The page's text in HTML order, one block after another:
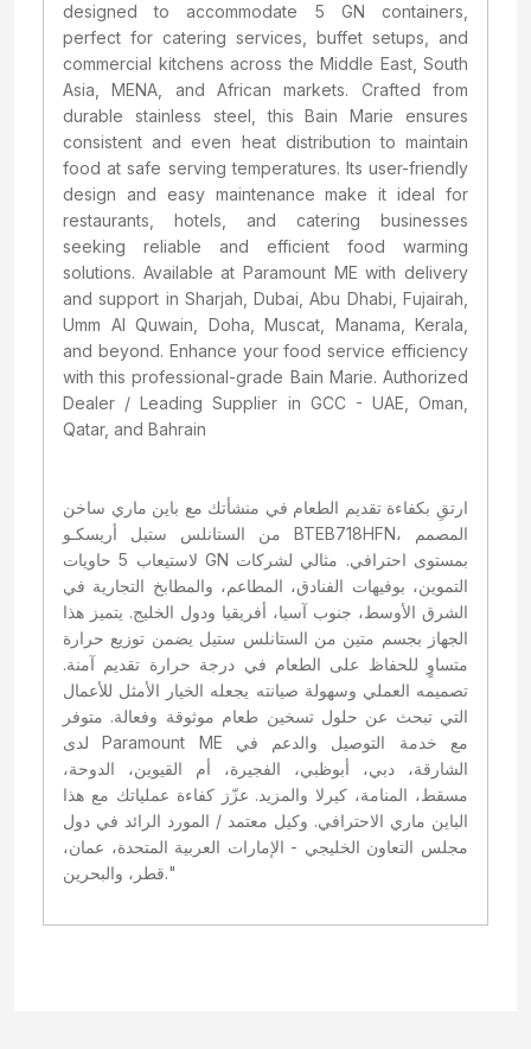
designed to accommodate 5 GN containers,
perfect for catering services, buffet setups, and
commercial kitchens across the Middle East, South
Asia, MENA, and African markets. Crafted from
durable stainless steel, this Bain Marie ensures
consistent and even heat distribution to maintain
food at safe serving temperatures. Its user-friendly
design and easy maintenance make it ideal for
restaurants, hotels, and catering businesses
seeking reliable and efficient food warming
solutions. Available at Paramount ME with delivery
and support in Sharjah, Dubai, Abu Dhabi, Fujairah,
Umm Al Quwain, Doha, Muscat, Manama, Kerala,
and beyond. Enhance your food service efficiency
with this professional-grade Bain Marie. Authorized
Dealer / Leading Supplier in GCC - UAE, Oman,
Qatar, and Bahrain
ارتقِ بكفاءة تقديم الطعام في منشأتك مع باين ماري ساخن
من الستانلس ستيل أريسكـو BTEB718HFN، المصمم
لاستيعاب 5 حاويات GN بمستوى احترافي. مثالي لشركات
التموين، بوفيهات الفنادق، المطاعم، والمطابخ التجارية في
الشرق الأوسط، جنوب آسيا، أفريقيا ودول الخليج. يتميز هذا
الجهاز بجسم متين من الستانلس ستيل يضمن توزيع حرارة
متساوٍ للحفاظ على الطعام في درجة حرارة تقديم آمنة.
تصميمه العملي وسهولة صيانته يجعله الخيار الأمثل للأعمال
التي تبحث عن حلول تسخين طعام موثوقة وفعالة. متوفر
لدى Paramount ME مع خدمة التوصيل والدعم في
الشارقة، دبي، أبوظبي، الفجيرة، أم القيوين، الدوحة،
مسقط، المنامة، كيرلا والمزيد. عزّز كفاءة عملياتك مع هذا
الباين ماري الاحترافي. وكيل معتمد / المورد الرائد في دول
مجلس التعاون الخليجي - الإمارات العربية المتحدة، عمان،
قطر، والبحرين."